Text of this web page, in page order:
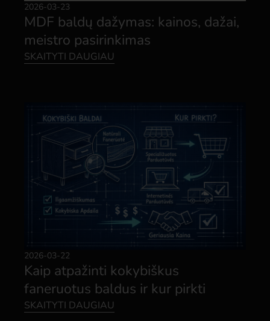
2026-03-23
MDF baldų dažymas: kainos, dažai,
meistro pasirinkimas
SKAITYTI DAUGIAU
2026-03-22
Kaip atpažinti kokybiškus
faneruotus baldus ir kur pirkti
SKAITYTI DAUGIAU